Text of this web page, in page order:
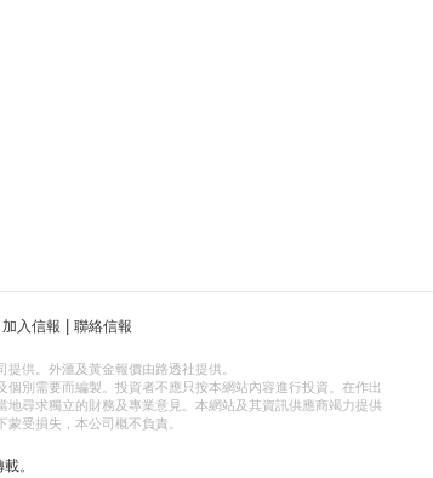
加入信報 聯絡信報
供。外滙及黃金報價由路透社提供。
別需要而編製。投資者不應只按本網站內容進行投資。在作出
尋求獨立的財務及專業意見。本網站及其資訊供應商竭力提供
受損失，本公司概不負責。
。